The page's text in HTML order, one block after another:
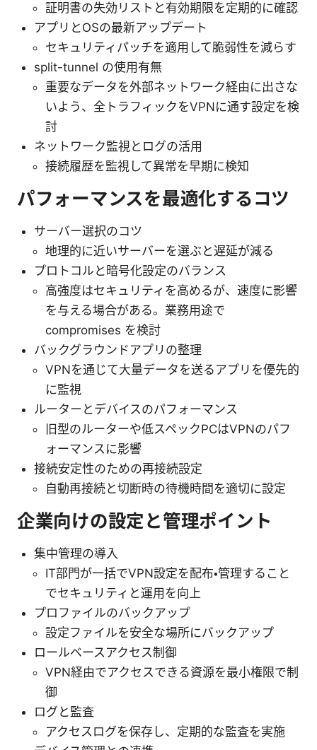
証明書の失効リストと有効期限を定期的に確認
アプリとOSの最新アップデート
セキュリティパッチを適用して脆弱性を減らす
split-tunnel の使用有無
重要なデータを外部ネットワーク経由に出さな
いよう、全トラフィックをVPNに通す設定を検
討
ネットワーク監視とログの活用
接続履歴を監視して異常を早期に検知
パフォーマンスを最適化するコツ
サーバー選択のコツ
地理的に近いサーバーを選ぶと遅延が減る
プロトコルと暗号化設定のバランス
高強度はセキュリティを高めるが、速度に影響
を与える場合がある。業務用途で
compromises を検討
バックグラウンドアプリの整理
VPNを通じて大量データを送るアプリを優先的
に監視
ルーターとデバイスのパフォーマンス
旧型のルーターや低スペックPCはVPNのパフ
ォーマンスに影響
接続安定性のための再接続設定
自動再接続と切断時の待機時間を適切に設定
企業向けの設定と管理ポイント
集中管理の導入
IT部門が一括でVPN設定を配布・管理すること
でセキュリティと運用を向上
プロファイルのバックアップ
設定ファイルを安全な場所にバックアップ
ロールベースアクセス制御
VPN経由でアクセスできる資源を最小権限で制
御
ログと監査
アクセスログを保存し、定期的な監査を実施